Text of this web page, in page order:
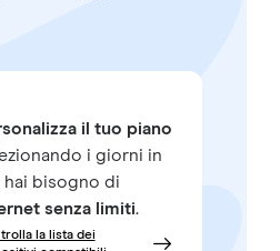
il tuo piano
i giorni in
hai bisogno di
senza limiti.
la lista dei